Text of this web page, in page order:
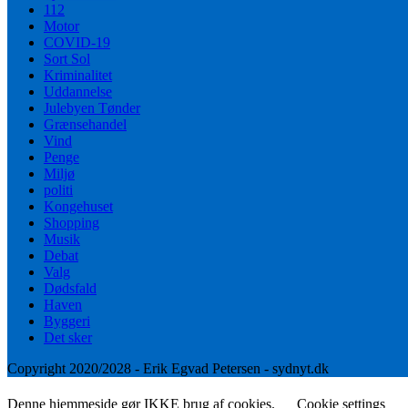
112
Motor
COVID-19
Sort Sol
Kriminalitet
Uddannelse
Julebyen Tønder
Grænsehandel
Vind
Penge
Miljø
politi
Kongehuset
Shopping
Musik
Debat
Valg
Dødsfald
Haven
Byggeri
Det sker
Copyright 2020/2028 - Erik Egvad Petersen - sydnyt.dk
Denne hjemmeside gør IKKE brug af cookies. Cookie settings